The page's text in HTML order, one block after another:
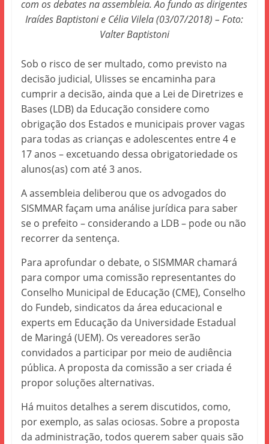
com os debates na assembleia. Ao fundo as dirigentes
Iraídes Baptistoni e Célia Vilela (03/07/2018) – Foto:
Valter Baptistoni
Sob o risco de ser multado, como previsto na
decisão judicial, Ulisses se encaminha para
cumprir a decisão, ainda que a Lei de Diretrizes e
Bases (LDB) da Educação considere como
obrigação dos Estados e municipais prover vagas
para todas as crianças e adolescentes entre 4 e
17 anos – excetuando dessa obrigatoriedade os
alunos(as) com até 3 anos.
A assembleia deliberou que os advogados do
SISMMAR façam uma análise jurídica para saber
se o prefeito – considerando a LDB – pode ou não
recorrer da sentença.
Para aprofundar o debate, o SISMMAR chamará
para compor uma comissão representantes do
Conselho Municipal de Educação (CME), Conselho
do Fundeb, sindicatos da área educacional e
experts em Educação da Universidade Estadual
de Maringá (UEM). Os vereadores serão
convidados a participar por meio de audiência
pública. A proposta da comissão a ser criada é
propor soluções alternativas.
Há muitos detalhes a serem discutidos, como,
por exemplo, as salas ociosas. Sobre a proposta
da administração, todos querem saber quais são